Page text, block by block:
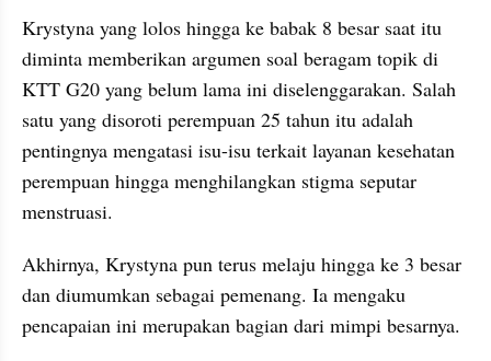
Krystyna yang lolos hingga ke babak 8 besar saat itu
diminta memberikan argumen soal beragam topik di
KTT G20 yang belum lama ini diselenggarakan. Salah
satu yang disoroti perempuan 25 tahun itu adalah
pentingnya mengatasi isu-isu terkait layanan kesehatan
perempuan hingga menghilangkan stigma seputar
menstruasi.
Akhirnya, Krystyna pun terus melaju hingga ke 3 besar
dan diumumkan sebagai pemenang. Ia mengaku
pencapaian ini merupakan bagian dari mimpi besarnya.